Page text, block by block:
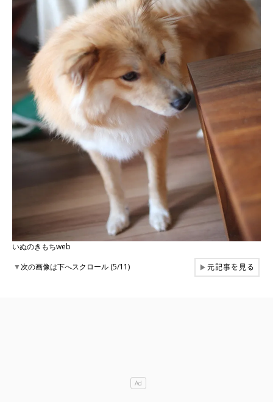
いぬのきもちweb
▼次の画像は下へスクロール (5/11) ▶元記事を見る